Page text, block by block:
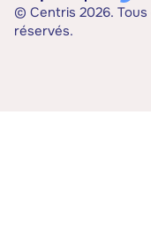
© Centris 2026.
réservés.